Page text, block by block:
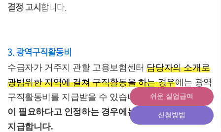
결정 고시합니다.
3. 광역구직활동비
수급자가 거주지 관할 고용보험센터담당자의 소개로
광범위한 지역에 걸쳐 구직활동을 하는 경우에는 광역
구직활동비를 지급받을 수 있습니다. 고용복지센터장
이 필요하다고 인정하는 경우에는 교통비와 숙박료를
지급합니다.
쉬운 실업급여
신청방법